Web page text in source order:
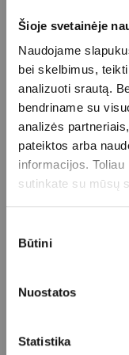
Šioje svetainėje
Naudojame
bei skelbimus,
analizuoti srautą.
bendriname su
analizės
pateiktos arba
informacijos.
sutinkate su mūsų
pasirinkimas
Būtini
Nuostatos
Statistika
kurių
pacientai
record_voice_over
Dėmesio
Paslauga
teikiama.
Akies echoskopija
Akispūdžio